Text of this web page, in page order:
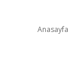
Anasayfa